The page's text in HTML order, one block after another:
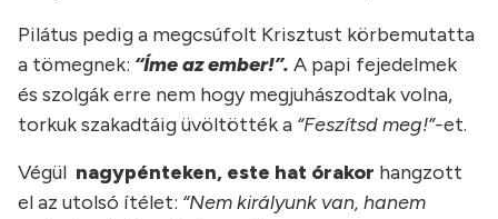
Pilátus pedig a megcsúfolt Krisztust körbemutatta
a tömegnek: “Íme az ember!”. A papi fejedelmek
és szolgák erre nem hogy megjuhászodtak volna,
torkuk szakadtáig üvöltötték a “Feszítsd meg!”-et.
Végül nagypénteken, este hat órakor hangzott
el az utolsó ítélet: “Nem királyunk van, hanem